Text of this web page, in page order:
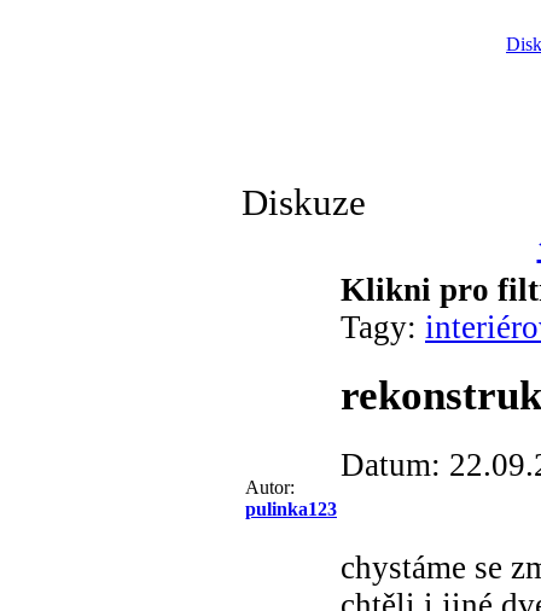
Diskuze
Autor:
pulinka123
Klikni pro
Tagy:
Datum:
chystáme se